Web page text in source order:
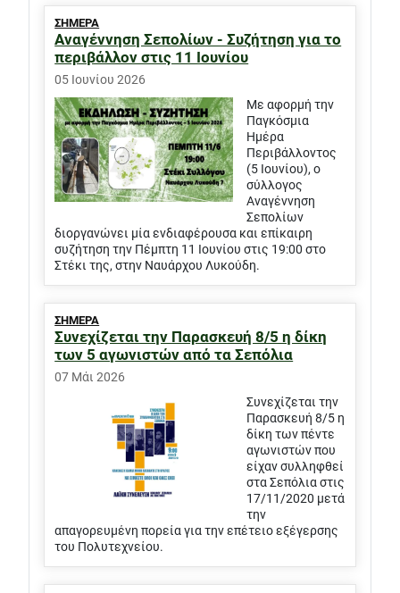
ΣΗΜΕΡΑ
Αναγέννηση Σεπολίων - Συζήτηση για το
περιβάλλον στις 11 Ιουνίου
05 Ιουνίου 2026
Με αφορμή την
Παγκόσμια
Ημέρα
Περιβάλλοντος
(5 Ιουνίου), ο
σύλλογος
Αναγέννηση
Σεπολίων
διοργανώνει μία ενδιαφέρουσα και επίκαιρη
συζήτηση την Πέμπτη 11 Ιουνίου στις 19:00 στο
Στέκι της, στην Ναυάρχου Λυκούδη.
ΣΗΜΕΡΑ
Συνεχίζεται την Παρασκευή 8/5 η δίκη
των 5 αγωνιστών από τα Σεπόλια
07 Μάι 2026
Συνεχίζεται την
Παρασκευή 8/5 η
δίκη των πέντε
αγωνιστών που
είχαν συλληφθεί
στα Σεπόλια στις
17/11/2020 μετά
την
απαγορευμένη πορεία για την επέτειο εξέγερσης
του Πολυτεχνείου.